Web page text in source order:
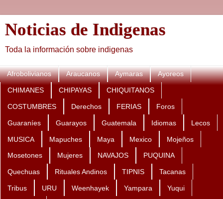
Noticias de Indigenas
Toda la información sobre indigenas
Afrobolivianos Araucanos Aymaras Ayoreos
CHIMANES CHIPAYAS CHIQUITANOS
COSTUMBRES Derechos FERIAS Foros
Guaraníes Guarayos Guatemala Idiomas Lecos
MUSICA Mapuches Maya Mexico Mojeños
Mosetones Mujeres NAVAJOS PUQUINA
Quechuas Rituales Andinos TIPNIS Tacanas
Tribus URU Weenhayek Yampara Yuqui